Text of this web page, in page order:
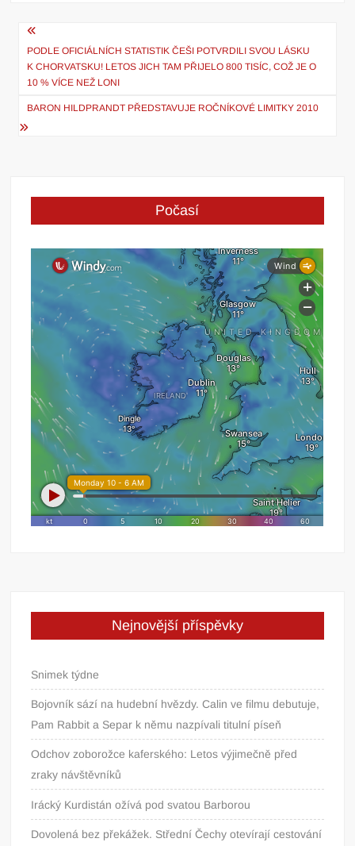
Navigace
pro
příspěvek
PODLE OFICIÁLNÍCH STATISTIK ČEŠI POTVRDILI SVOU LÁSKU
K CHORVATSKU! LETOS JICH TAM PŘIJELO 800 TISÍC, COŽ JE O
10 % VÍCE NEŽ LONI
BARON HILDPRANDT PŘEDSTAVUJE ROČNÍKOVÉ LIMITKY 2010
Počasí
Nejnovější příspěvky
Snimek týdne
Bojovník sází na hudební hvězdy. Calin ve filmu debutuje,
Pam Rabbit a Separ k němu nazpívali titulní píseň
Odchov zoborožce kaferského: Letos výjimečně před
zraky návštěvníků
Irácký Kurdistán ožívá pod svatou Barborou
Dovolená bez překážek. Střední Čechy otevírají cestování